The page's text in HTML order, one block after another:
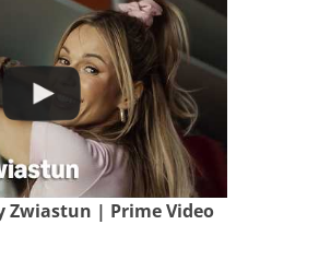
Zwiastun | Prime Video